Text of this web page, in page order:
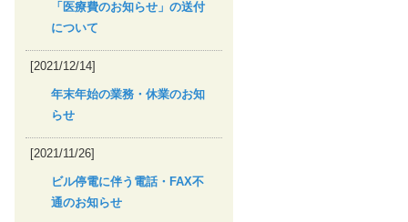
「医療費のお知らせ」の送付
について
[2021/12/14]
年末年始の業務・休業のお知
らせ
[2021/11/26]
ビル停電に伴う電話・FAX不
通のお知らせ